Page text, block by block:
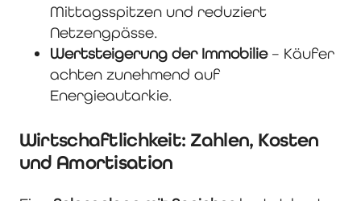
Mittagsspitzen und reduziert
Netzengpässe.
Wertsteigerung der Immobilie– Käufer
achten zunehmend auf
Energieautarkie.
Wirtschaftlichkeit: Zahlen, Kosten
und Amortisation